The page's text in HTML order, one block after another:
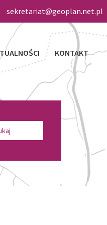
sekretariat@geoplan.net.pl
KONTAKT